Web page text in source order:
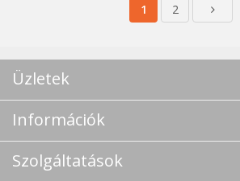
1 2
Üzletek
Információk
Szolgáltatások